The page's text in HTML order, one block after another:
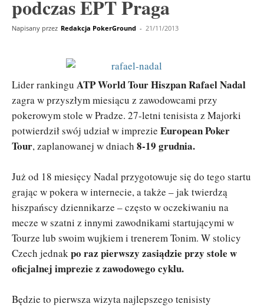
podczas EPT Praga
Napisany przez Redakcja PokerGround - 21/11/2013
Lider rankingu ATP World Tour Hiszpan Rafael Nadal
zagra w przyszłym miesiącu z zawodowcami przy
pokerowym stole w Pradze. 27-letni tenisista z Majorki
potwierdził swój udział w imprezie European Poker
Tour, zaplanowanej w dniach 8-19 grudnia.
Już od 18 miesięcy Nadal przygotowuje się do tego startu
grając w pokera w internecie, a także – jak twierdzą
hiszpańscy dziennikarze – często w oczekiwaniu na
mecze w szatni z innymi zawodnikami startującymi w
Tourze lub swoim wujkiem i trenerem Tonim. W stolicy
Czech jednakpo raz pierwszy zasiądzie przy stole w
oficjalnej imprezie z zawodowego cyklu.
Będzie to pierwsza wizyta najlepszego tenisisty